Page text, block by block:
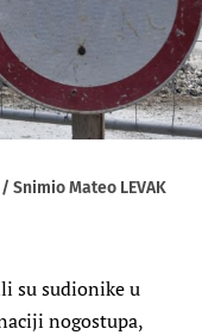
Snimio Mateo LEVAK
su sudionike u
nogostupa,